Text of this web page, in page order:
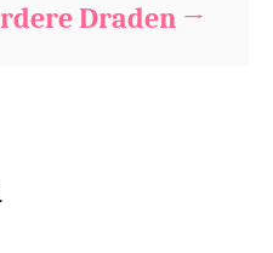
Draden